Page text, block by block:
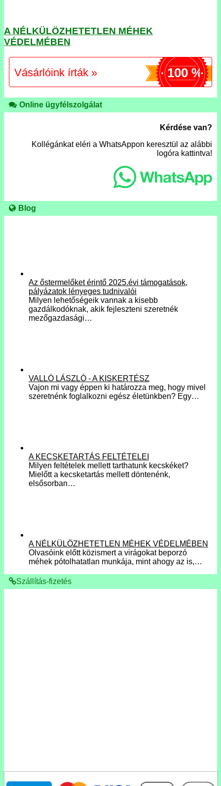
A NÉLKÜLÖZHETETLEN MÉHEK
VÉDELMÉBEN
Vásárlóink írták » 100 %
Online ügyfélszolgálat
Kérdése van?
Kollégánkat eléri a WhatsAppon keresztül az alábbi
logóra kattintva!
Blog
Az őstermelőket érintő 2025.évi támogatások,
pályázatok lényeges tudnivalói
Milyen lehetőségeik vannak a kisebb
gazdálkodóknak, akik fejleszteni szeretnék
mezőgazdasági…
VALLÓ LÁSZLÓ - A KISKERTÉSZ
Vajon mi vagy éppen ki határozza meg, hogy mivel
szeretnénk foglalkozni egész életünkben? Egy…
A KECSKETARTÁS FELTÉTELEI
Milyen feltételek mellett tarthatunk kecskéket?
Mielőtt a kecsketartás mellett döntenénk,
elsősorban…
A NÉLKÜLÖZHETETLEN MÉHEK VÉDELMÉBEN
Olvasóink előtt közismert a virágokat beporzó
méhek pótolhatatlan munkája, mint ahogy az is,…
Szállítás-fizetés